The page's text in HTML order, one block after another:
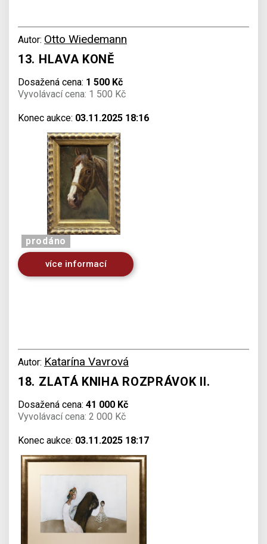
Autor: Otto Wiedemann
13. HLAVA KONĚ
Dosažená cena: 1 500 Kč
Vyvolávací cena: 1 500 Kč
Konec aukce: 03.11.2025 18:16
prodáno
více informací
Autor: Katarína Vavrová
18. ZLATÁ KNIHA ROZPRÁVOK II.
Dosažená cena: 41 000 Kč
Vyvolávací cena: 2 000 Kč
Konec aukce: 03.11.2025 18:17